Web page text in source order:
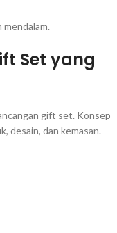
Set yang
gift set. Konsep
desain, dan kemasan.